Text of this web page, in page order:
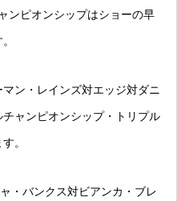
ンピオンシップはショーの早
ン・レインズ対エッジ対ダニ
ャンピオンシップ・トリプル
。
・バンクス対ビアンカ・ブレ